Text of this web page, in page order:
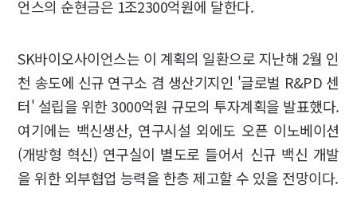
언스의 순현금은 1조2300억원에 달한다.
SK바이오사이언스는 이 계획의 일환으로 지난해 2월 인
천 송도에 신규 연구소 겸 생산기지인 '글로벌 R&PD 센
터' 설립을 위한 3000억원 규모의 투자계획을 발표했다.
여기에는 백신생산, 연구시설 외에도 오픈 이노베이션
(개방형 혁신) 연구실이 별도로 들어서 신규 백신 개발
을 위한 외부협업 능력을 한층 제고할 수 있을 전망이다.